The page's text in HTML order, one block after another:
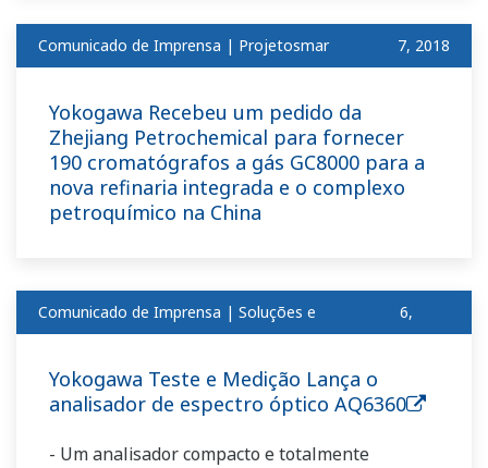
Comunicado de Imprensa | Projetosmar 7, 2018
Yokogawa Recebeu um pedido da
Zhejiang Petrochemical para fornecer
190 cromatógrafos a gás GC8000 para a
nova refinaria integrada e o complexo
petroquímico na China
Comunicado de Imprensa | Soluções e 6,
Yokogawa Teste e Medição Lança o
analisador de espectro óptico AQ6360
- Um analisador compacto e totalmente